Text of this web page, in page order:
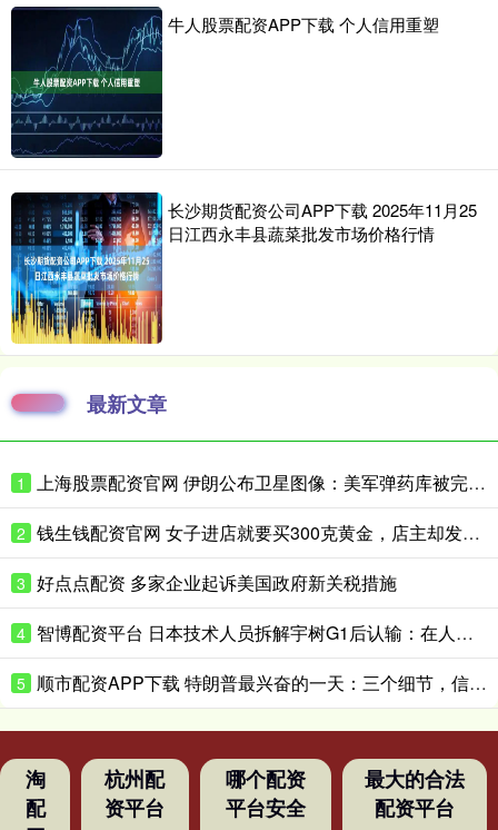
牛人股票配资APP下载 个人信用重塑
长沙期货配资公司APP下载 2025年11月25
日江西永丰县蔬菜批发市场价格行情
最新文章
1 上海股票配资官网 伊朗公布卫星图像：美军弹药库被完全摧毁
2 钱生钱配资官网 女子进店就要买300克黄金，店主却发现一个反常细节
3 好点点配资 多家企业起诉美国政府新关税措施
4 智博配资平台 日本技术人员拆解宇树G1后认输：在人形机器人领域，日本想在短时间内缩小与中国的差距“恐怕并不现实”
5 顺市配资APP下载 特朗普最兴奋的一天：三个细节，信息量很大
淘
配
杭州配
资平台
哪个配资
平台安全
最大的合法
配资平台